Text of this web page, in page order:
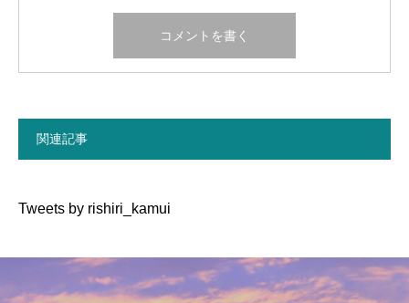
関連記事
Tweets by rishiri_kamui